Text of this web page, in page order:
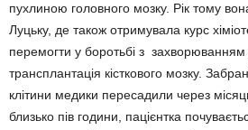
пухлиною головного мозку. Рік тому
Луцьку, де також отримувала курс
перемогти у боротьбі з захворюванням
трансплантація кісткового мозку.
клітини медики пересадили через
близько пів години, пацієнтка